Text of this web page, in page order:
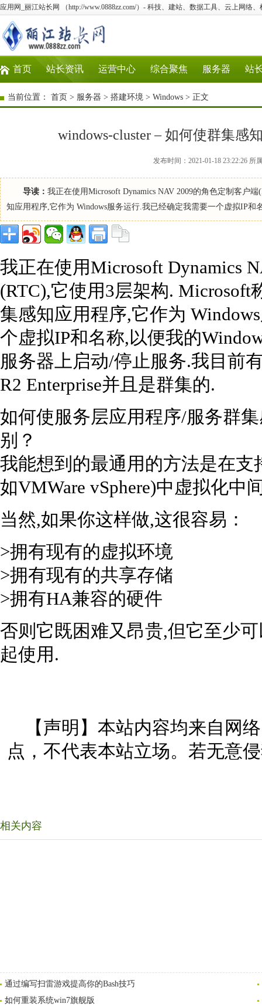
应用网_丽江站长网 （http://www.0888zz.com/）- 科技、建站、数据工具、云上网络
首页 站长资讯 运营中心 综合聚焦 服务器 站
当前位置： 首页 > 服务器 > 搭建环境 > Windows > 正文
windows-cluster – 如何使群集感
发布时间：2021-01-18 23:22:26 所
导读： 我正在使用Microsoft Dynamics NAV 2009的角色定制客户
知应用程序,它作为 Windows服务运行.我已经确定我需要一个虚拟IP
我正在使用Microsoft Dynamics
(RTC),它使用3层架构.
集感知应用程序,它作为
个虚拟IP和名称,以便我的
服务器上启动/停止服务.我目前
R2 Enterprise并且是群集的.
如何使服务层应用程序/服务群
别？
我能想到的最通用的方法是在
如VMWare vSphere)中虚拟化中
当然,如果你这样做,这很容易：
>拥有现有的虚拟环境
>拥有现有的共享存储
>拥有HA兼容的硬件
否则它既困难又昂贵,但它至少
起使用.
【声明】本站内容均来自网
点，不代表本站立场。若无意
相关内容
通过编写扫雷游戏提高你的Bash技巧
如何重装系统win7旗舰版